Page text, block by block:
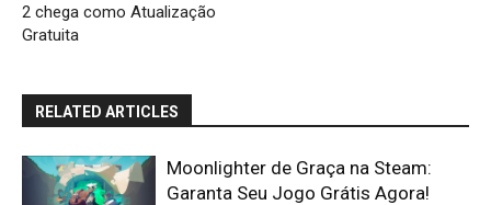
2 chega como Atualização
Gratuita
RELATED ARTICLES
Moonlighter de Graça na Steam:
Garanta Seu Jogo Grátis Agora!